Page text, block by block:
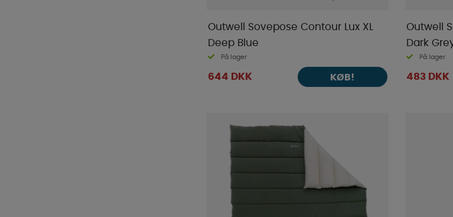
Outwell Sovepose Contour Lux XL
Deep Blue
På lager
644 DKK KØB!
Outwell
Dark
På lager
483 DKK